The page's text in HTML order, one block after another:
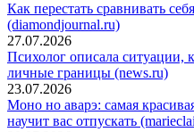
Как перестать сравнивать
(diamondjournal.ru)
27.07.2026
Психолог описала ситуации,
личные границы (news.ru)
23.07.2026
Моно но аварэ: самая
научит вас отпускать